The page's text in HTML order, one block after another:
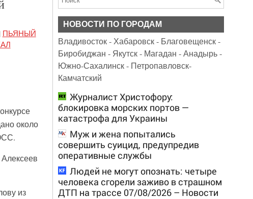
ПЬЯНЫЙ
около
из
НОВОСТИ ПО ГОРОДАМ
Владивосток-Хабаровск- Благовещенск-
Биробиджан - Якутск- Магадан -Анадырь-
Южно-Сахалинск- Петропавловск-
Камчатский
Журналист Христофору:
блокировка морских портов —
катастрофа для Украины
Муж и жена попытались
совершить суицид, предупредив
оперативные службы
Людей не могут опознать: четыре
человека сгорели заживо в страшном
ДТП на трассе 07/08/2026 – Новости